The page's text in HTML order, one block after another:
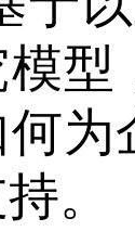
型
何
。